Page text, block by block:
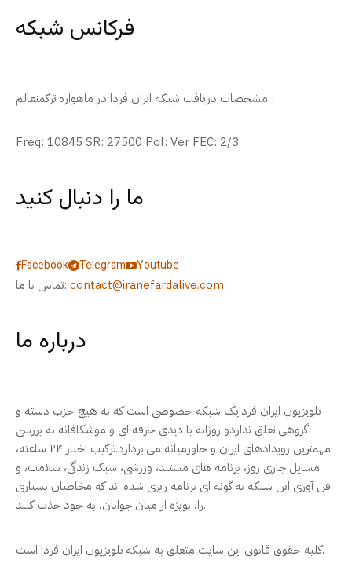
فرکانس شبکه
مشخصات دریافت شبکه ایران فردا در ماهواره ترکمنعالم :
Freq: 10845 SR: 27500 Pol: Ver FEC: 2/3
ما را دنبال کنید
Facebook Telegram
Youtube
تماس با ما: contact@iranefardalive.com
درباره ما
تلویزیون ایران فردایک شبکه خصوصی است که به هیچ حزب دسته و
گروهی تعلق نداردو روزانه با دیدی حرفه ای و موشکافانه به بررسی
مهمترین رویدادهای ایران و خاورمیانه می پردازد.ترکیب اخبار ۲۴ ساعته،
مسایل جاری روز، برنامه های مستند، ورزشی، سبک زندگی، سلامت، و
فن آوری این شبکه به گونه ای برنامه ریزی شده اند که مخاطبان بسیاری
را، بویژه از میان جوانان، به خود جذب کنند.
کلیه حقوق قانونی این سایت متعلق به شبکه تلویزیون ایران فردا است.